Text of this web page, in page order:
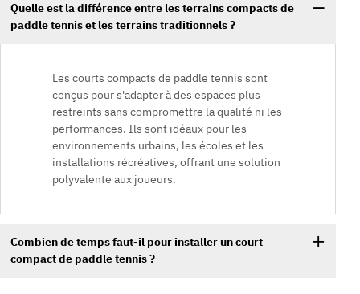
Quelle est la différence entre les terrains compacts de
paddle tennis et les terrains traditionnels ?
Les courts compacts de paddle tennis sont
conçus pour s'adapter à des espaces plus
restreints sans compromettre la qualité ni les
performances. Ils sont idéaux pour les
environnements urbains, les écoles et les
installations récréatives, offrant une solution
polyvalente aux joueurs.
Combien de temps faut-il pour installer un court
compact de paddle tennis ?